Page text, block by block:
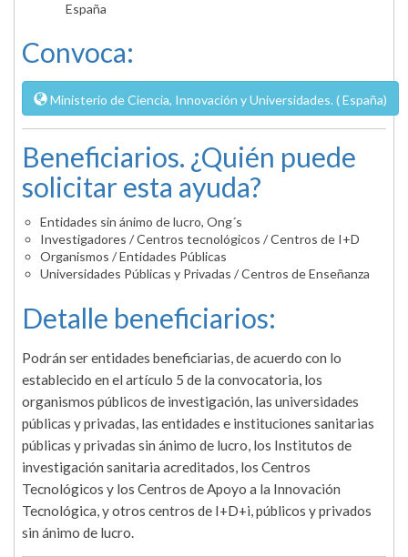
España
Convoca:
Ministerio de Ciencia, Innovación y Universidades. ( España)
Beneficiarios. ¿Quién puede
solicitar esta ayuda?
Entidades sin ánimo de lucro, Ong´s
Investigadores / Centros tecnológicos / Centros de I+D
Organismos / Entidades Públicas
Universidades Públicas y Privadas / Centros de Enseñanza
Detalle beneficiarios:
Podrán ser entidades beneficiarias, de acuerdo con lo
establecido en el artículo 5 de la convocatoria, los
organismos públicos de investigación, las universidades
públicas y privadas, las entidades e instituciones sanitarias
públicas y privadas sin ánimo de lucro, los Institutos de
investigación sanitaria acreditados, los Centros
Tecnológicos y los Centros de Apoyo a la Innovación
Tecnológica, y otros centros de I+D+i, públicos y privados
sin ánimo de lucro.